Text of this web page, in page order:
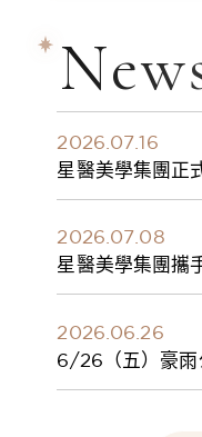
2026.07.16
星醫美學集團正
入劑」台灣獨家
2026.07.08
星醫美學集團攜
學人才新標準
2026.06.26
6/26（五）豪雨